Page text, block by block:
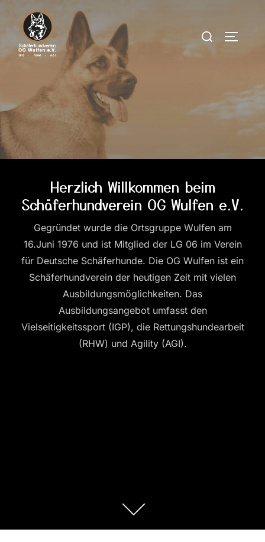
Inhalt
springen
Suchen
nach:
Herzlich Willkommen beim
Schäferhundverein OG Wulfen e.V.
Gegründet wurde die Ortsgruppe Wulfen am
16.Juni 1976 und ist Mitglied der LG 06 im Verein
für Deutsche Schäferhunde. Die OG Wulfen ist ein
Schäferhundverein der heutigen Zeit mit vielen
Ausbildungsmöglichkeiten. Das
Ausbildungsangebot umfasst den
Vielseitigkeitssport (IGP), die Rettungshundearbeit
(RHW) und Agility (AGI).
Zum
Inhalt